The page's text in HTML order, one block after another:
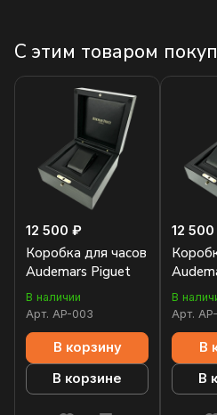
С этим товаром
12 500 ₽
Коробка для часов
Audemars Piguet
В наличии
Арт. AP-003
В корзину
В корзине
12
В
Арт.
В
В